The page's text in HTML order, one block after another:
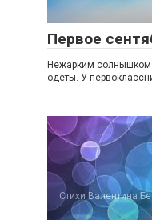
Первое
Нежарким солнышком
одеты. У
Стихи Валентина